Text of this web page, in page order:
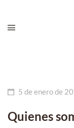
5 de enero de
Quienes